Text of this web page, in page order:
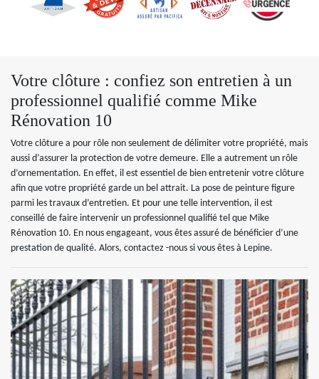
Votre clôture : confiez son entretien à un
professionnel qualifié comme Mike
Rénovation 10
Votre clôture a pour rôle non seulement de délimiter votre propriété, mais
aussi d’assurer la protection de votre demeure. Elle a autrement un rôle
d’ornementation. En effet, il est essentiel de bien entretenir votre clôture
afin que votre propriété garde un bel attrait. La pose de peinture figure
parmi les travaux d’entretien. Et pour une telle intervention, il est
conseillé de faire intervenir un professionnel qualifié tel que Mike
Rénovation 10. En nous engageant, vous êtes assuré de bénéficier d’une
prestation de qualité. Alors, contactez -nous si vous êtes à Lepine.